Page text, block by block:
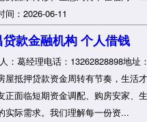
间：2026-06-11
款金融机构 个人借钱
：葛经理电话：13262828898地址
屋抵押贷款资金周转有节奏，生活
正面临短期资金调配、购房安家、
实际需求。我们理解每一份资...